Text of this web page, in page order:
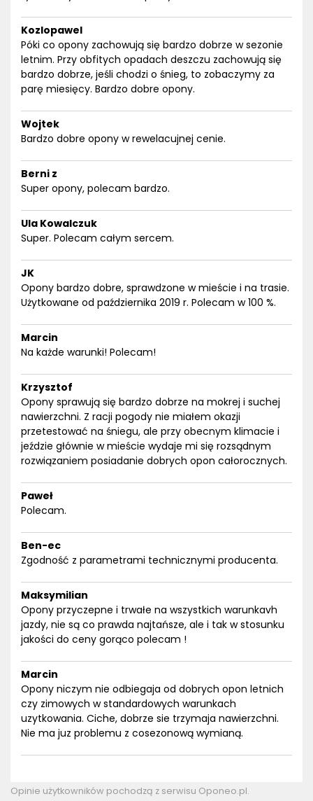
Kozlopawel
Póki co opony zachowują się bardzo dobrze w sezonie
letnim. Przy obfitych opadach deszczu zachowują się
bardzo dobrze, jeśli chodzi o śnieg, to zobaczymy za
parę miesięcy. Bardzo dobre opony.
Wojtek
Bardzo dobre opony w rewelacujnej cenie.
Berni z
Super opony, polecam bardzo.
Ula Kowalczuk
Super. Polecam całym sercem.
JK
Opony bardzo dobre, sprawdzone w mieście i na trasie.
Użytkowane od października 2019 r. Polecam w 100 %.
Marcin
Na każde warunki! Polecam!
Krzysztof
Opony sprawują się bardzo dobrze na mokrej i suchej
nawierzchni. Z racji pogody nie miałem okazji
przetestować na śniegu, ale przy obecnym klimacie i
jeździe głównie w mieście wydaje mi się rozsądnym
rozwiązaniem posiadanie dobrych opon całorocznych.
Paweł
Polecam.
Ben-ec
Zgodność z parametrami technicznymi producenta.
Maksymilian
Opony przyczepne i trwałe na wszystkich warunkavh
jazdy, nie są co prawda najtańsze, ale i tak w stosunku
jakości do ceny gorąco polecam !
Marcin
Opony niczym nie odbiegaja od dobrych opon letnich
czy zimowych w standardowych warunkach
uzytkowania. Ciche, dobrze sie trzymaja nawierzchni.
Nie ma juz problemu z cosezonową wymianą.
Opinie użytkowników pochodzą z serwisu Oponeo.pl.